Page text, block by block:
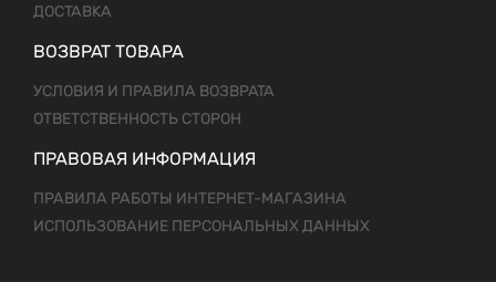
ДОСТАВКА
ВОЗВРАТ ТОВАРА
УСЛОВИЯ И ПРАВИЛА ВОЗВРАТА
ОТВЕТСТВЕННОСТЬ СТОРОН
ПРАВОВАЯ ИНФОРМАЦИЯ
ПРАВИЛА РАБОТЫ ИНТЕРНЕТ-МАГАЗИНА
ИСПОЛЬЗОВАНИЕ ПЕРСОНАЛЬНЫХ ДАННЫХ